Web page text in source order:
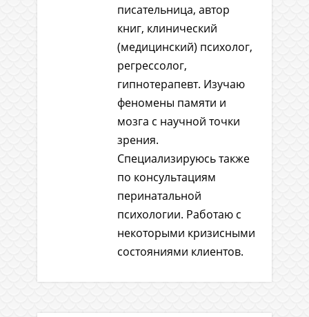
писательница, автор
книг, клинический
(медицинский) психолог,
регрессолог,
гипнотерапевт. Изучаю
феномены памяти и
мозга с научной точки
зрения.
Специализируюсь также
по консультациям
перинатальной
психологии. Работаю с
некоторыми кризисными
состояниями клиентов.